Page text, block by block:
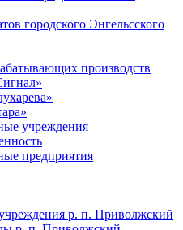
городского Энгельсского
производств
учреждения
предприятия
р. п. Приволжский